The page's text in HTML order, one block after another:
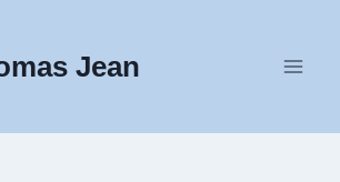
Jean